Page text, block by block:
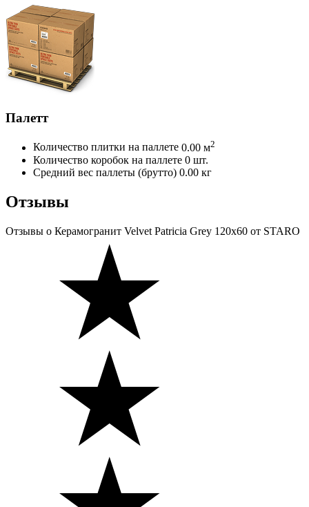
Палетт
Количество плитки на паллете 0.00 м2
Количество коробок на паллете 0 шт.
Средний вес паллеты (брутто) 0.00 кг
Отзывы
Отзывы о Керамогранит Velvet Patricia Grey 120x60 от STARO